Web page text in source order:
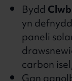
Bydd
yn
paneli
carbon